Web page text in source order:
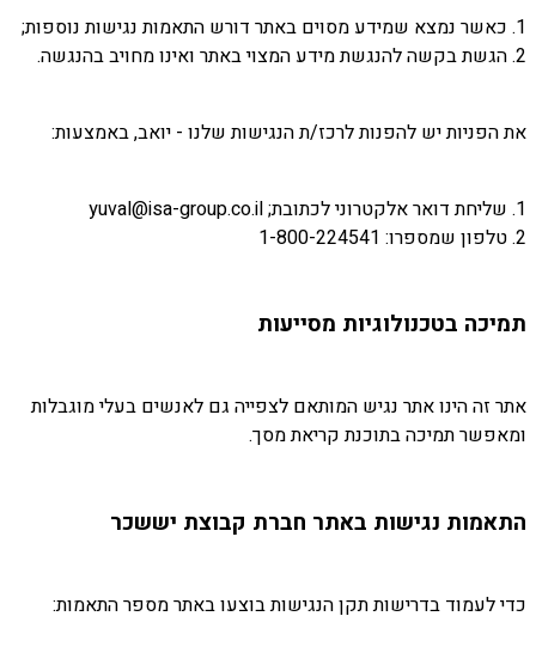
1. כאשר נמצא שמידע מסוים באתר דורש התאמות נגישות נוספות;
2. הגשת בקשה להנגשת מידע המצוי באתר ואינו מחויב בהנגשה.
את הפניות יש להפנות לרכז/ת הנגישות שלנו - יואב, באמצעות:
1. שליחת דואר אלקטרוני לכתובת; yuval@isa-group.co.il
2. טלפון שמספרו: 1-800-224541
תמיכה בטכנולוגיות מסייעות
אתר זה הינו אתר נגיש המותאם לצפייה גם לאנשים בעלי מוגבלות
ומאפשר תמיכה בתוכנת קריאת מסך.
התאמות נגישות באתר חברת קבוצת יששכר
כדי לעמוד בדרישות תקן הנגישות בוצעו באתר מספר התאמות: